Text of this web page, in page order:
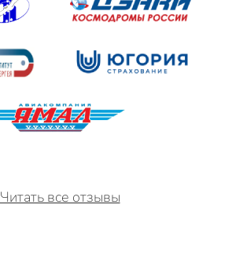
Читать все отзывы